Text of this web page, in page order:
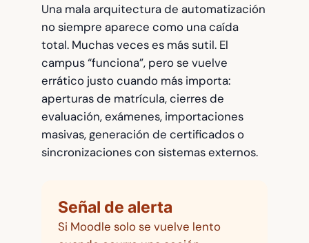
Una mala arquitectura de automatización
no siempre aparece como una caída
total. Muchas veces es más sutil. El
campus “funciona”, pero se vuelve
errático justo cuando más importa:
aperturas de matrícula, cierres de
evaluación, exámenes, importaciones
masivas, generación de certificados o
sincronizaciones con sistemas externos.
Señal de alerta
Si Moodle solo se vuelve lento